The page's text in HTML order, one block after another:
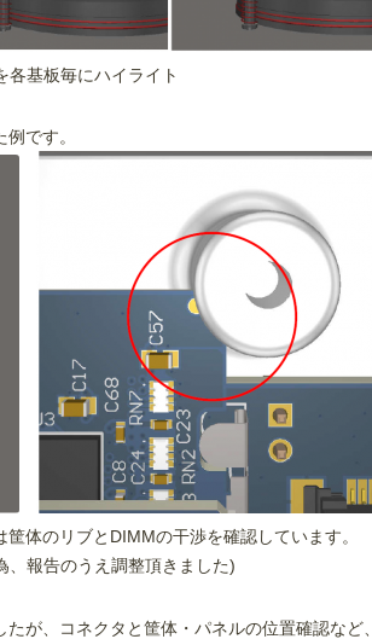
各基板毎にハイライト
です。
体のリブとDIMMの干渉を確認しています。
、報告のうえ調整頂きました)
が、コネクタと筐体・パネルの位置確認など、